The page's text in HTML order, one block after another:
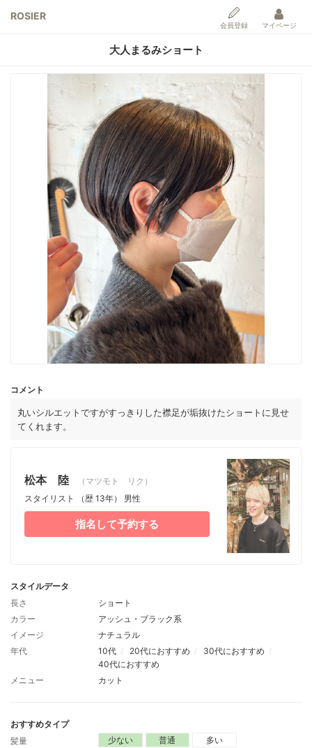
ROSIER
会員登録 マイページ
大人まるみショート
コメント
丸いシルエットですがすっきりした襟足が垢抜けたショートに見せ
てくれます。
松本 陸
（マツモト リク）
スタイリスト
（歴 13年） 男性
指名して予約する
スタイルデータ
長さ
ショート
カラー
アッシュ・ブラック系
イメージ
ナチュラル
年代
10代 20代におすすめ
30代におすすめ
40代におすすめ
メニュー
カット
おすすめタイプ
髪量
少ない 普通
多い